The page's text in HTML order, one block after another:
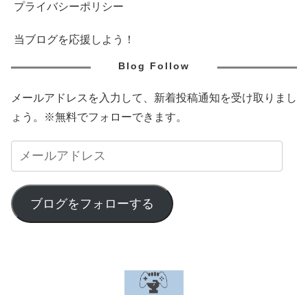
プライバシーポリシー
当ブログを応援しよう！
Blog Follow
メールアドレスを入力して、新着投稿通知を受け取りまし
ょう。※無料でフォローできます。
ブログをフォローする